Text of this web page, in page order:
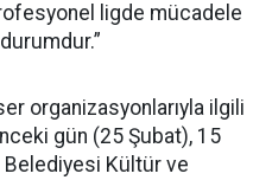
ligde mücadele
organizasyonlarıyla ilgili
gün (25 Şubat), 15
Belediyesi Kültür ve